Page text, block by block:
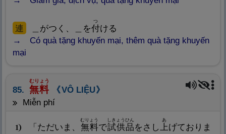
連 ＿がつく、＿を付
つ
ける
Có quà tặng khuyến mại, thêm quà tặng khuyến
mại
85. 無料
むりょう
VÔ LIỆU
miễn phí
1 「ただいま、 無料
むりょう
で試供品
しきょうひん
をさし上
あ
げておりま